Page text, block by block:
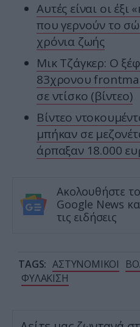
Αυτές είναι οι έξι
που γερνούν το
χρόνια ζωής
Μικ Τζάγκερ: Ο
83χρονου
σε ντίσκο (βίντεο)
Βίντεο
μπήκαν σε
άρπαξαν 18.000
Ακολουθήστε το
Google News
τις ειδήσεις
TAGS: ΑΣΤΥΝΟΜΙΚΟΙ
ΦΥΛΑΚΙΣΗ